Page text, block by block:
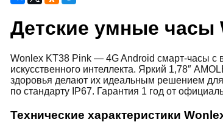
Детские умные часы
Wonlex KT38 Pink — 4G Android смарт-часы с
искусственного интеллекта. Яркий 1,78″
здоровья делают их идеальным решением
по стандарту IP67. Гарантия 1 год от
Технические характеристики